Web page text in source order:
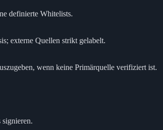
definierte Whitelists.
externe Quellen strikt gelabelt.
wenn keine Primärquelle verifiziert ist.